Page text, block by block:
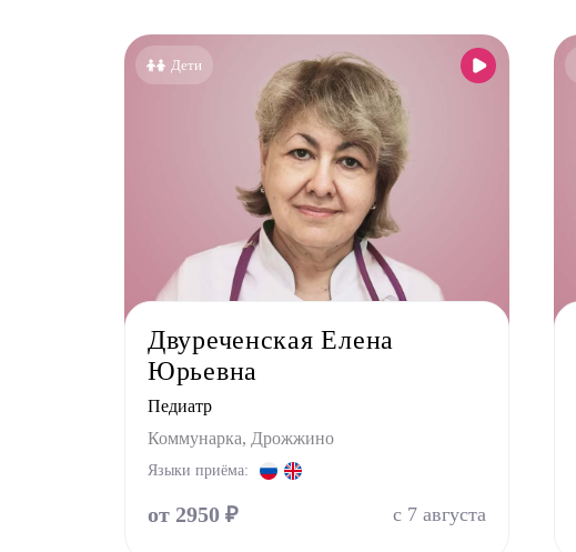
Дети
Двуреченская Елена
Юрьевна
Педиатр
Коммунарка, Дрожжино
Языки приёма:
от 2950 ₽ с 7 августа